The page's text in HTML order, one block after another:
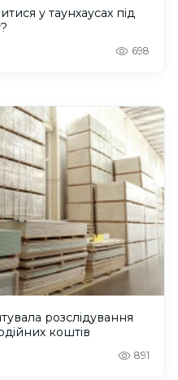
у таунхаусах під
698
розслідування
коштів
891